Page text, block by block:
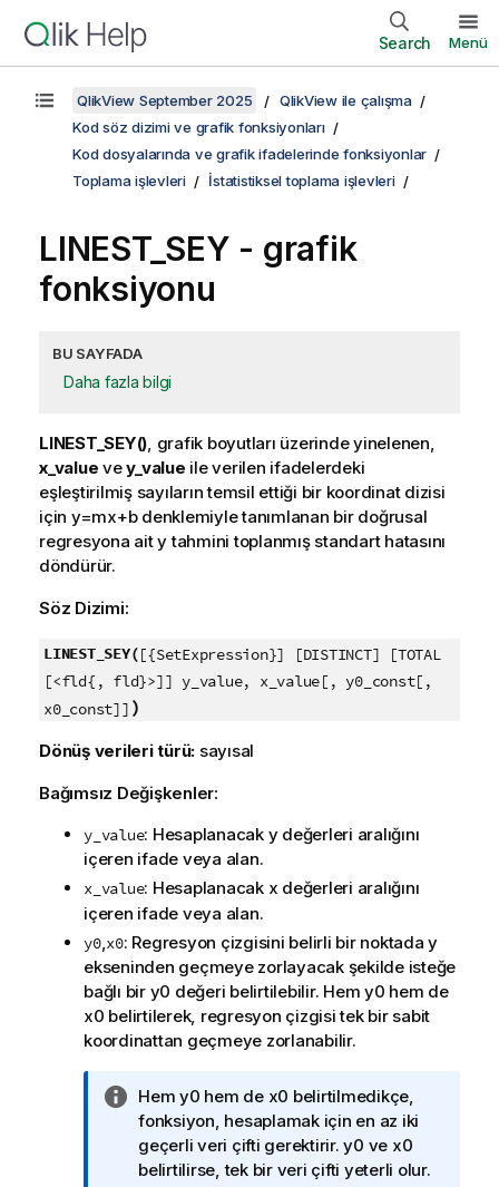
Search Menü
QlikView September 2025
QlikView ile çalışma
Kod söz dizimi ve grafik fonksiyonları
Kod dosyalarında ve grafik ifadelerinde fonksiyonlar
Toplama işlevleri
İstatistiksel toplama işlevleri
LINEST_SEY - grafik
fonksiyonu
BU SAYFADA
Daha fazla bilgi
LINEST_SEY(), grafik boyutları üzerinde yinelenen,
x_value vey_value ile verilen ifadelerdeki
eşleştirilmiş sayıların temsil ettiği bir koordinat dizisi
için y=mx+bdenklemiyle tanımlanan bir doğrusal
regresyona aitytahmini toplanmış standart hatasını
döndürür.
Söz Dizimi:
LINEST_SEY([{SetExpression}] [DISTINCT] [TOTAL
[<fld{, fld}>]] y_value, x_value[, y0_const[,
x0_const]] )
Dönüş verileri türü: sayısal
Bağımsız Değişkenler:
y_value: Hesaplanacak ydeğerleri aralığını
içeren ifade veya alan.
x_value: Hesaplanacak x değerleri aralığını
içeren ifade veya alan.
y0,x0: Regresyon çizgisini belirli bir noktada y
ekseninden geçmeye zorlayacak şekilde isteğe
bağlı bir y0 değeri belirtilebilir. Hem y0 hem de
x0 belirtilerek, regresyon çizgisi tek bir sabit
koordinattan geçmeye zorlanabilir.
B
i
l
g
Hem y0 hem de x0 belirtilmedikçe,
fonksiyon, hesaplamak için en az iki
geçerli veri çifti gerektirir.y0 ve x0
belirtilirse, tek bir veri çifti yeterli olur.